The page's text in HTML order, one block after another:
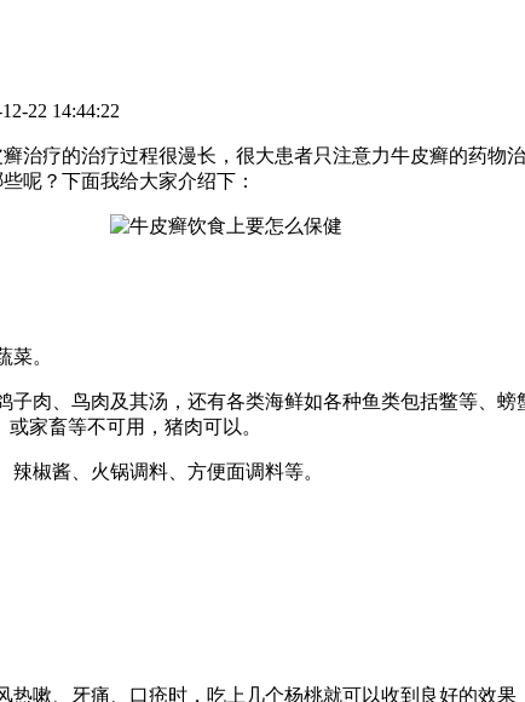
22 14:44:22
治疗的治疗过程很漫长，很大患者只注意力牛皮癣的药物
呢？下面我给大家介绍下：
。
肉、鸟肉及其汤，还有各类海鲜如各种鱼类包括鳖等、
家畜等不可用，猪肉可以。
椒酱、火锅调料、方便面调料等。
嗽、牙痛、口疮时，吃上几个杨桃就可以收到良好的效果